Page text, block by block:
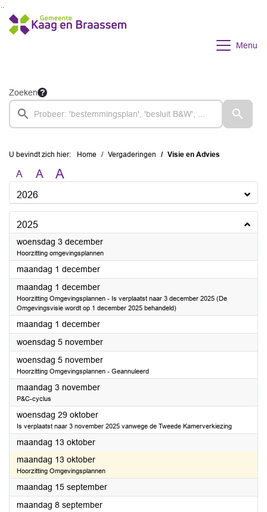
Ga naar de inhoud van deze pagina
Ga naar het zoeken
Ga naar het menu
Menu
Zoeken
U bevindt zich hier: Home Vergaderingen Visie en Advies
A A A
2026
2025
woensdag 3 december2025
Hoorzitting omgevingsplannen
maandag 1 december2025
maandag 1 december2025
Hoorzitting Omgevingsplannen - Is verplaatst naar 3 december 2025 (De
Omgevingsvisie wordt op 1 december 2025 behandeld)
maandag 1 december2025
woensdag 5 november2025
woensdag 5 november2025
Hoorzitting Omgevingsplannen - Geannuleerd
maandag 3 november2025
P&C-cyclus
woensdag 29 oktober2025
Is verplaatst naar 3 november 2025 vanwege de Tweede Kamerverkiezing
maandag 13 oktober2025
maandag 13 oktober2025
Hoorzitting Omgevingsplannen
maandag 15 september2025
maandag 8 september2025